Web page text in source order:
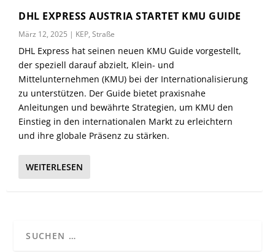
DHL EXPRESS AUSTRIA STARTET KMU GUIDE
März 12, 2025 | KEP,Straße
DHL Express hat seinen neuen KMU Guide vorgestellt,
der speziell darauf abzielt, Klein- und
Mittelunternehmen (KMU) bei der Internationalisierung
zu unterstützen. Der Guide bietet praxisnahe
Anleitungen und bewährte Strategien, um KMU den
Einstieg in den internationalen Markt zu erleichtern
und ihre globale Präsenz zu stärken.
WEITERLESEN